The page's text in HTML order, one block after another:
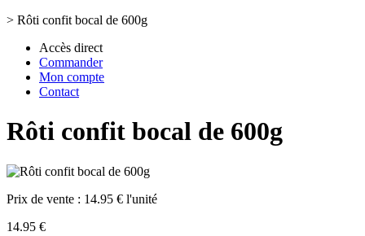
> Rôti confit bocal de 600g
Accès direct
Commander
Mon compte
Contact
Rôti confit bocal de 600g
Prix de vente : 14.95 € l'unité
14.95 €